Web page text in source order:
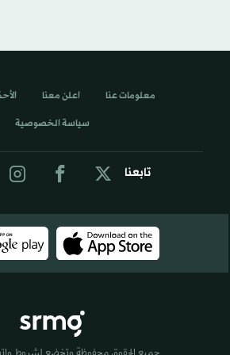
تابعنا
معلومات عنا اعلن معنا
سياسة الخصوصية